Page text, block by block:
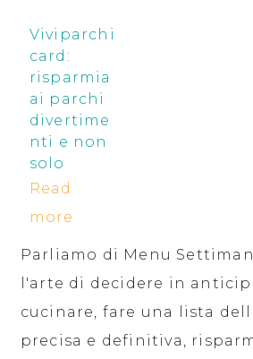
Viviparchi
card:
risparmia
ai parchi
divertime
nti e non
solo
Read
more
Parliamo di Menu
l'arte di decidere in
cucinare, fare una lista
precisa e definitiva,